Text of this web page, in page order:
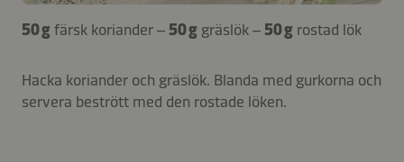
50 gfärsk koriander – 50 g gräslök – 50 g rostad lök
Hacka koriander och gräslök. Blanda med gurkorna och
servera bestrött med den rostade löken.